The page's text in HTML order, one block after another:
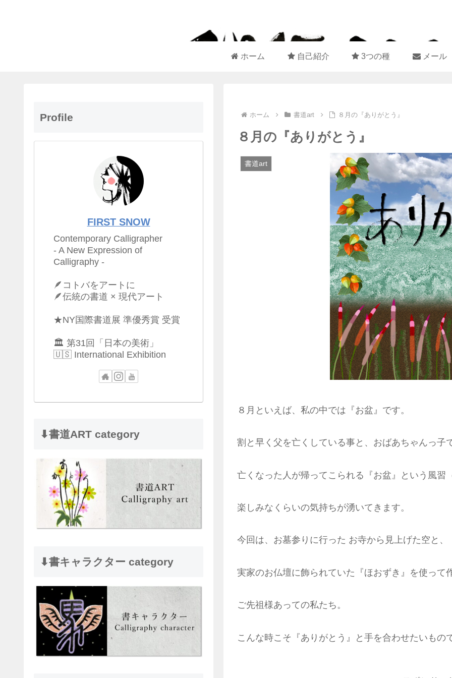
ホーム 自己紹介 3つの種 メール
ホーム 書道art ８月の『ありがとう』
８月の『ありがとう』
書道art
８月といえば、私の中では『お盆』です。
割と早く父を亡くしている事と、おばあちゃんっ子
亡くなった人が帰ってこられる『お盆』という風習
楽しみなくらいの気持ちが湧いてきます。
今回は、お墓参りに行った お寺から見上げた空と、
実家のお仏壇に飾られていた『ほおずき』を使って
ご先祖様あっての私たち。
こんな時こそ『ありがとう』と手を合わせたいもの
Profile
FIRST SNOW
Contemporary Calligrapher
- A New Expression of
Calligraphy -
🪶コトバをアートに
🪶伝統の書道 × 現代アート
★NY国際書道展 準優秀賞 受賞
🏛 第31回「日本の美術」
🇺🇸 International Exhibition
⬇︎書道ART category
⬇︎書キャラクター category